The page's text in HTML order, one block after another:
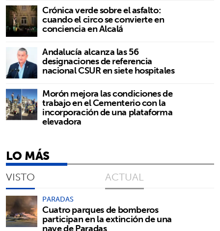
Crónica verde sobre el asfalto:
cuando el circo se convierte en
conciencia en Alcalá
Andalucía alcanza las 56
designaciones de referencia
nacional CSUR en siete hospitales
Morón mejora las condiciones de
trabajo en el Cementerio con la
incorporación de una plataforma
elevadora
LO MÁS
VISTO ACTUAL
PARADAS
Cuatro parques de bomberos
participan en la extinción de una